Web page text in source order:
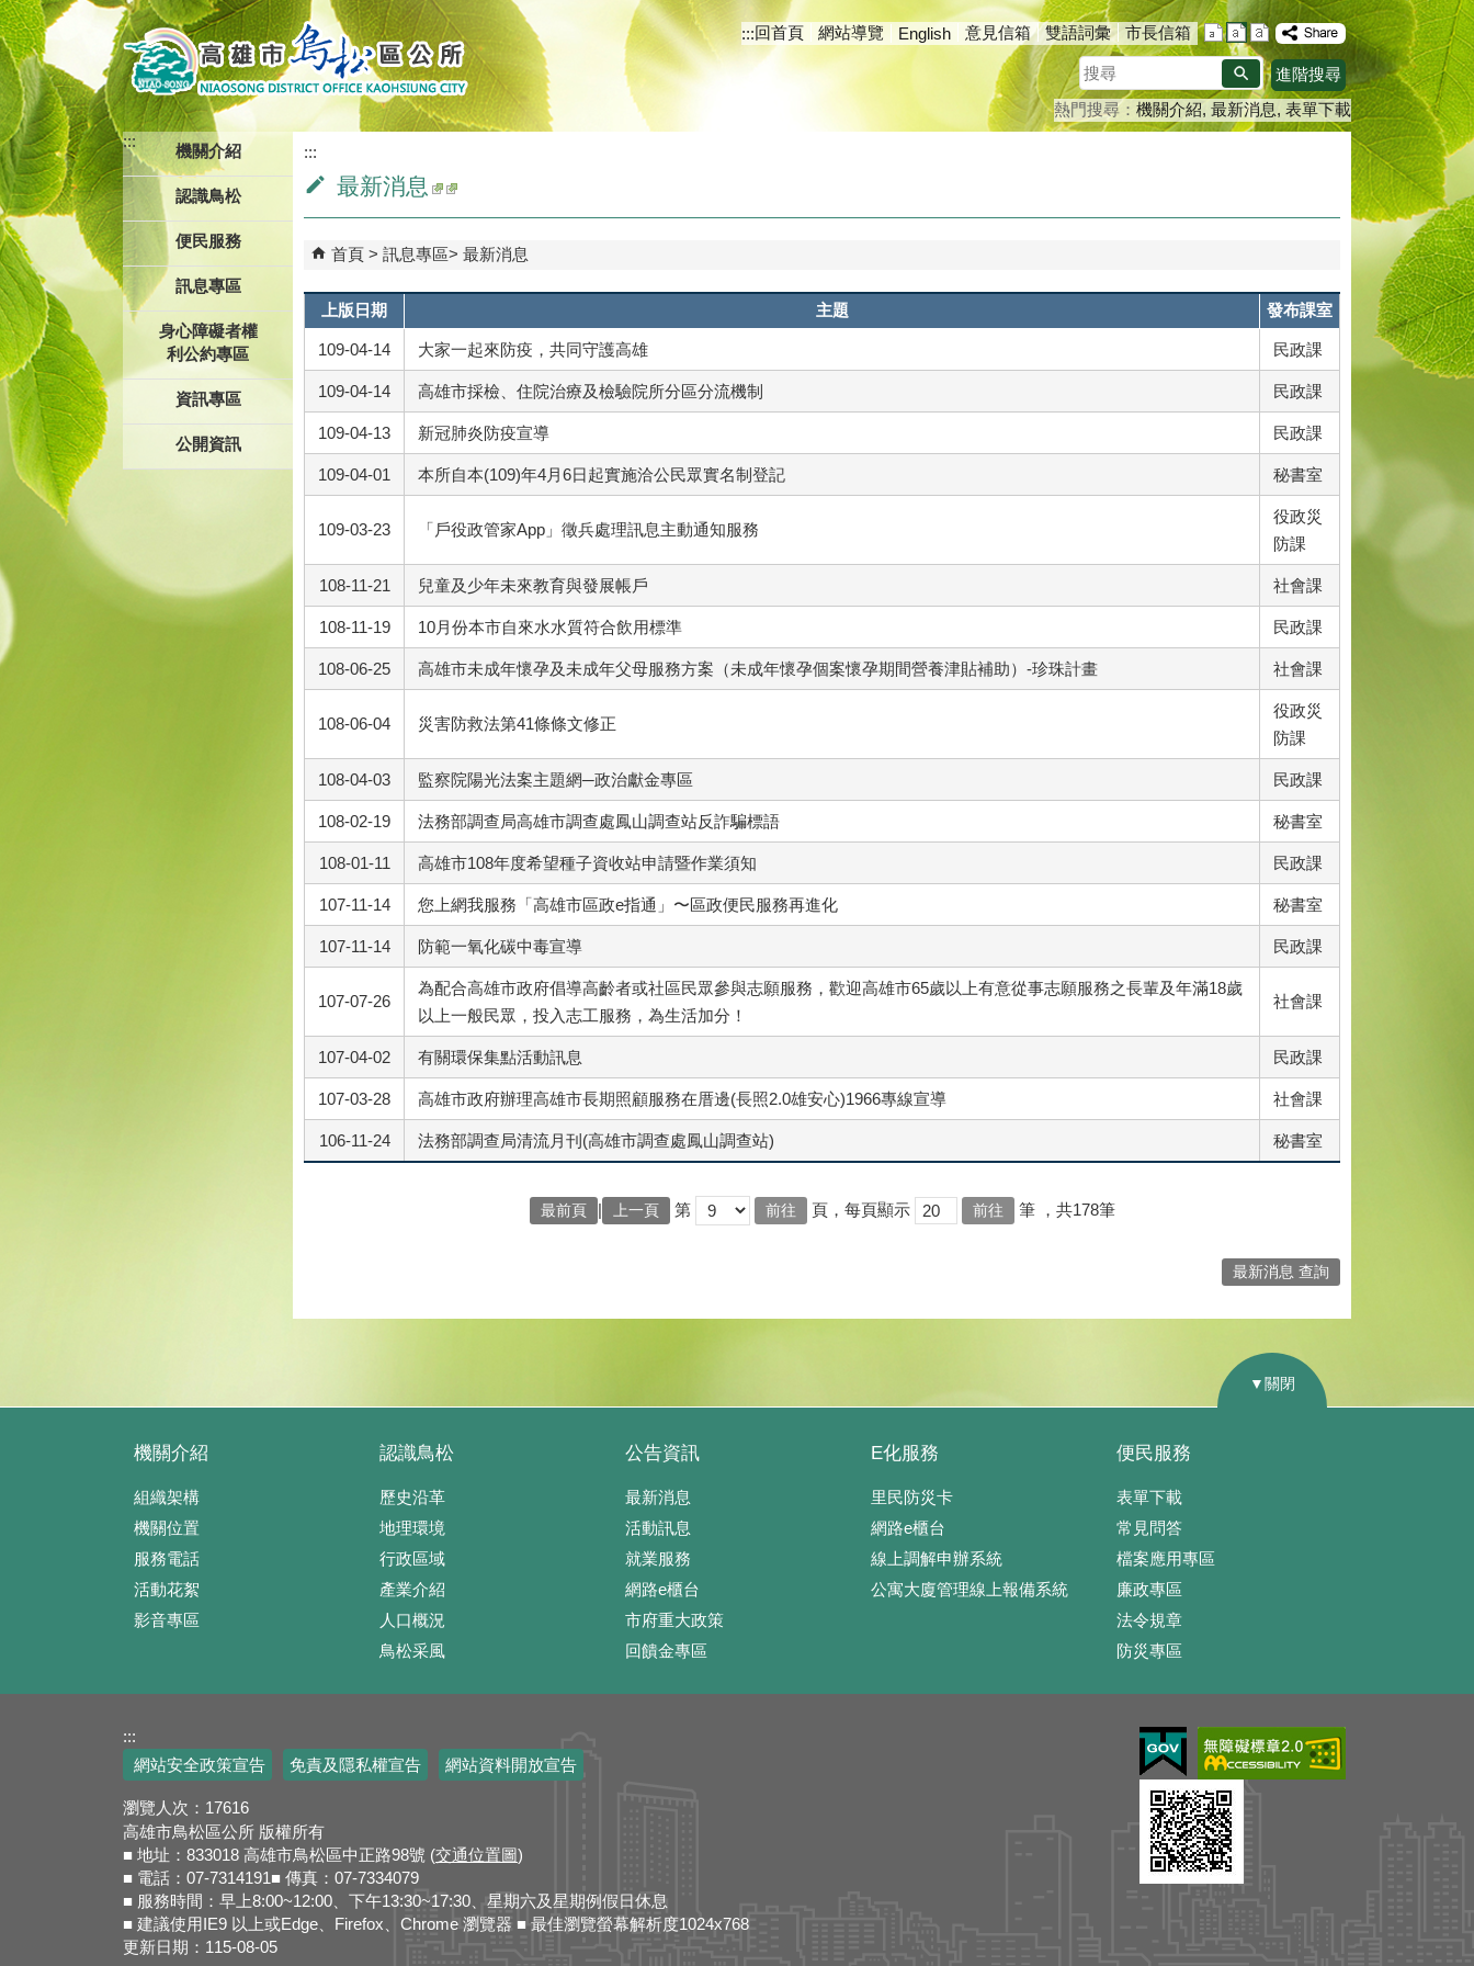
跳到主要內容區塊
:::回首頁 網站導覽 English 意見信箱 雙語詞彙
市長信箱
搜
尋
進階搜尋
熱門搜尋： 機關介紹 最新消息 表單下載
:::
機關介紹
認識鳥松
便民服務
訊息專區
身心障礙者權
利公約專區
資訊專區
公開資訊
:::
最新消息
首頁 訊息專區 最新消息
上版日期 主題 發布課室
109-04-14 大家一起來防疫，共同守護高雄 民政課
109-04-14 高雄市採檢、住院治療及檢驗院所分區分流機制 民政課
109-04-13 新冠肺炎防疫宣導 民政課
109-04-01 本所自本(109)年4月6日起實施洽公民眾實名制登記 秘書室
109-03-23 「戶役政管家App」徵兵處理訊息主動通知服務
役政災
防課
108-11-21 兒童及少年未來教育與發展帳戶 社會課
108-11-19 10月份本市自來水水質符合飲用標準 民政課
108-06-25 高雄市未成年懷孕及未成年父母服務方案（未成年懷孕個案懷孕期間營養津貼補助）-珍珠計畫 社會課
108-06-04 災害防救法第41條條文修正
役政災
防課
108-04-03 監察院陽光法案主題網─政治獻金專區 民政課
108-02-19 法務部調查局高雄市調查處鳳山調查站反詐騙標語 秘書室
108-01-11 高雄市108年度希望種子資收站申請暨作業須知 民政課
107-11-14 您上網我服務「高雄市區政e指通」〜區政便民服務再進化 秘書室
107-11-14 防範一氧化碳中毒宣導 民政課
107-07-26
為配合高雄市政府倡導高齡者或社區民眾參與志願服務，歡迎高雄市65歲以上有意從事志願服務之長輩及年滿18歲
以上一般民眾，投入志工服務，為生活加分！
社會課
107-04-02 有關環保集點活動訊息 民政課
107-03-28 高雄市政府辦理高雄市長期照顧服務在厝邊(長照2.0雄安心)1966專線宣導 社會課
106-11-24 法務部調查局清流月刊(高雄市調查處鳳山調查站) 秘書室
最前頁 | 上一頁 第 頁，每頁顯示 筆 ，共178筆
最新消息 查詢
▼關閉
機關介紹
組織架構
機關位置
服務電話
活動花絮
影音專區
認識鳥松
歷史沿革
地理環境
行政區域
產業介紹
人口概況
鳥松采風
公告資訊
最新消息
活動訊息
就業服務
網路e櫃台
市府重大政策
回饋金專區
E化服務
里民防災卡
網路e櫃台
線上調解申辦系統
公寓大廈管理線上報備系統
便民服務
表單下載
常見問答
檔案應用專區
廉政專區
法令規章
防災專區
:::
網站安全政策宣告
免責及隱私權宣告 網站資料開放宣告
瀏覽人次： 17616
高雄市鳥松區公所 版權所有
■ 地址：833018 高雄市鳥松區中正路98號 (交通位置圖)
■ 電話：07-7314191■ 傳真：07-7334079
■ 服務時間：早上8:00~12:00、下午13:30~17:30、星期六及星期例假日休息
■ 建議使用IE9 以上或Edge、Firefox、Chrome 瀏覽器 ■ 最佳瀏覽螢幕解析度1024x768
更新日期： 115-08-05